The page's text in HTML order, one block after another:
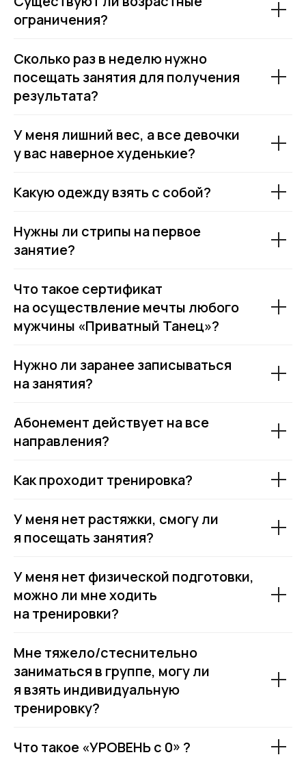
ограничения?
Сколько раз в неделю нужно
посещать занятия для получения
результата?
У меня лишний вес, а все девочки
у вас наверное худенькие?
Какую одежду взять с собой?
Нужны ли стрипы на первое
занятие?
Что такое сертификат
на осуществление мечты любого
мужчины «Приватный Танец»?
Нужно ли заранее записываться
на занятия?
Абонемент действует на все
направления?
Как проходит тренировка?
У меня нет растяжки, смогу ли
я посещать занятия?
У меня нет физической подготовки,
можно ли мне ходить
на тренировки?
Мне тяжело/стеснительно
заниматься в группе, могу ли
я взять индивидуальную
тренировку?
Что такое «УРОВЕНЬ с 0» ?
+7 (985) 998-20-99
ИП Овчарова Анна Игоревна
Политика в отношении персональных данных